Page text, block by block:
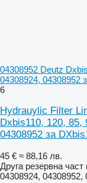
04308952 Deutz
04308924, 04308952
6
Hydrauylic Filter
Dxbis110, 120,
04308952 за
45 € ≈ 88,16 лв.
Друга резервна
04308924, 04308952,